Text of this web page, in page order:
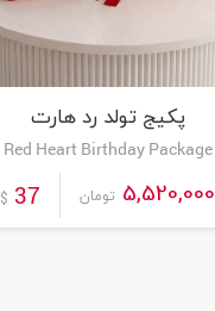
پکیج تولد رد هارت
Red Heart Birthday Package
5,520,000 تومان 37
$